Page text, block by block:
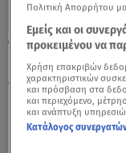
07.10.21, 14:32
ΕΜΑ
στον
Πολιτική Απορρήτου
Εμείς και οι
προκειμένου να
Χρήση επακριβών
χαρακτηριστικών
και πρόσβαση στα
και περιεχόμενο,
και ανάπτυξη
Κατάλογος